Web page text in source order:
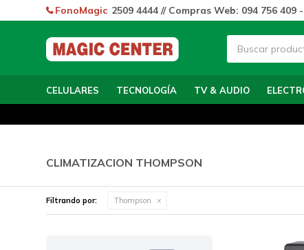
CELULARES TECNOLOGÍA TV & AUDIO
FonoMagic 2509 4444 // Compras Web: 094 756 409
CLIMATIZACION THOMPSON
Filtrando por: Thompson